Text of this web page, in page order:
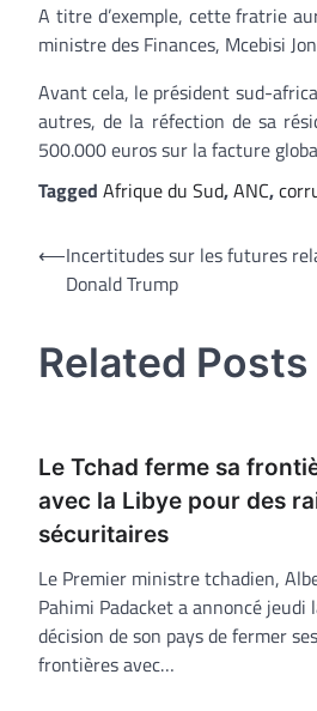
A titre d’exemple, cette fratrie
ministre des Finances, Mcebisi
Avant cela, le président sud-
autres, de la réfection de sa
500.000 euros sur la facture
Tagged Afrique du Sud,ANC,
Navigation
⟵Incertitudes sur les futures
Donald Trump
Related Posts
Le Tchad ferme sa
avec la Libye pour des
sécuritaires
Le Premier ministre tchadien,
Pahimi Padacket a annoncé jeudi
décision de son pays de fermer ses
frontières avec…